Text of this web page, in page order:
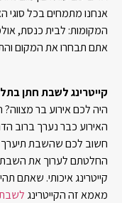
אנחנו מתמחים בכל סוגי
המקומות: לבית כנסת,
אתם תבחרו את המקום
קייטרינג לשבת חתן
היה לכם אירוע בר
האירוע כבר נערך ברוב
חשוב לכם שהשבת תיערך
החלטתם לערוך את השבת
קייטרינג איכותי. שאתם
מאמא זה הקייטרינג